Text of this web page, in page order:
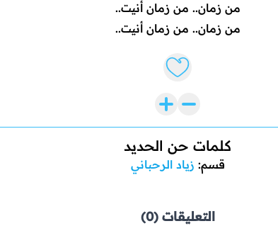
من زمان.. من زمان أنيت..
من زمان.. من زمان أنيت..
Like lyrics
كلمات حن الحديد
قسم: زياد الرحباني
التعليقات (0)